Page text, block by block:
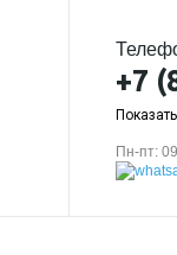
+7
Пн-пт: